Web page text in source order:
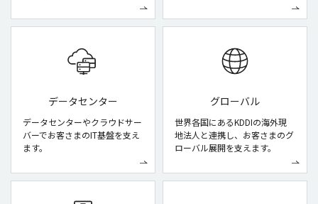
データセンター
データセンターやクラウドサー
バーでお客さまのIT基盤を支え
ます。
グローバル
世界各国にあるKDDIの海外現
地法人と連携し、お客さまのグ
ローバル展開を支えます。